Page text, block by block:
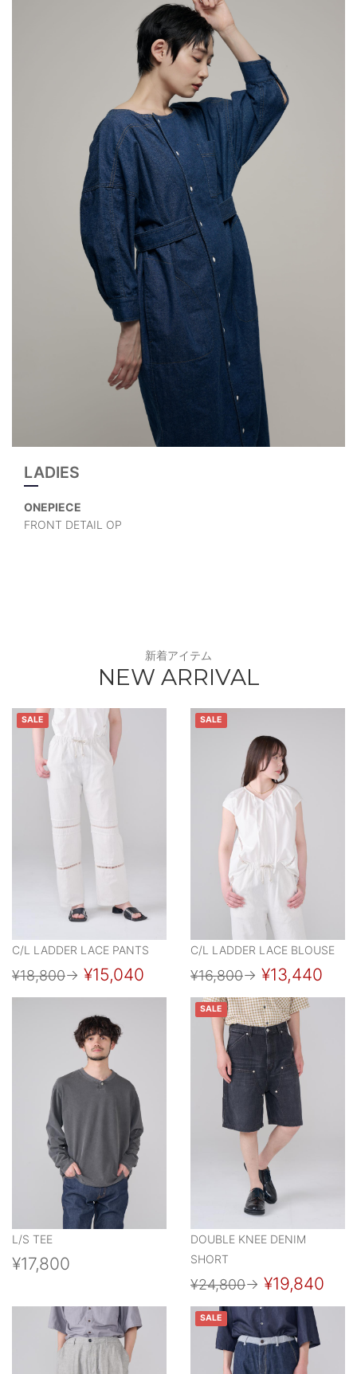
LADIES
ONEPIECE
FRONT DETAIL OP
新着アイテム
NEW ARRIVAL
SALE
C/L LADDER LACE PANTS
¥18,800→ ¥15,040
SALE
C/L LADDER LACE BLOUSE
¥16,800→ ¥13,440
L/S TEE
¥17,800
SALE
DOUBLE KNEE DENIM
SHORT
¥24,800→ ¥19,840
SALE